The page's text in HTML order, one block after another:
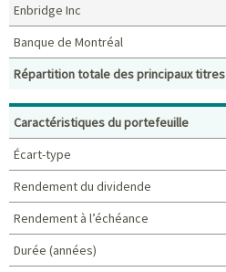
Principaux titres (%)
Enbridge Inc
Banque de Montréal
Répartition totale des principaux titres
Caractéristiques du portefeuille
Écart-type
Rendement du dividende
Rendement à l’échéance
Durée (années)